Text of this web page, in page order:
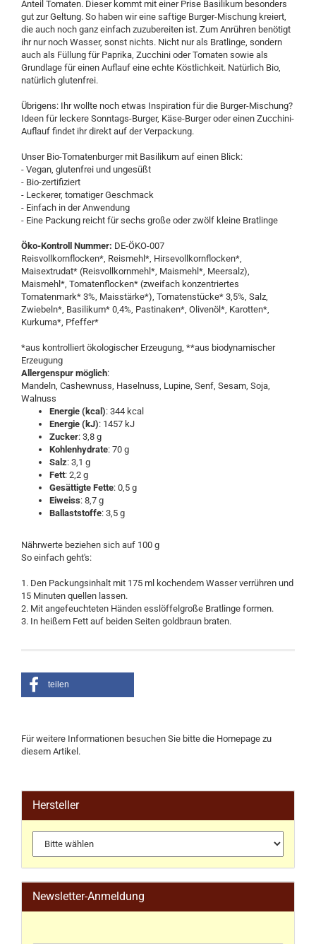
Anteil Tomaten. Dieser kommt mit einer Prise Basilikum besonders
gut zur Geltung. So haben wir eine saftige Burger-Mischung kreiert,
die auch noch ganz einfach zuzubereiten ist. Zum Anrühren benötigt
ihr nur noch Wasser, sonst nichts. Nicht nur als Bratlinge, sondern
auch als Füllung für Paprika, Zucchini oder Tomaten sowie als
Grundlage für einen Auflauf eine echte Köstlichkeit. Natürlich Bio,
natürlich glutenfrei.
Übrigens: Ihr wollte noch etwas Inspiration für die Burger-Mischung?
Ideen für leckere Sonntags-Burger, Käse-Burger oder einen Zucchini-
Auflauf findet ihr direkt auf der Verpackung.
Unser Bio-Tomatenburger mit Basilikum auf einen Blick:
- Vegan, glutenfrei und ungesüßt
- Bio-zertifiziert
- Leckerer, tomatiger Geschmack
- Einfach in der Anwendung
- Eine Packung reicht für sechs große oder zwölf kleine Bratlinge
Öko-Kontroll Nummer: DE-ÖKO-007
Reisvollkornflocken*, Reismehl*, Hirsevollkornflocken*,
Maisextrudat* (Reisvollkornmehl*, Maismehl*, Meersalz),
Maismehl*, Tomatenflocken* (zweifach konzentriertes
Tomatenmark* 3%, Maisstärke*), Tomatenstücke* 3,5%, Salz,
Zwiebeln*, Basilikum* 0,4%, Pastinaken*, Olivenöl*, Karotten*,
Kurkuma*, Pfeffer*
*aus kontrolliert ökologischer Erzeugung, **aus biodynamischer
Erzeugung
Allergenspur möglich:
Mandeln, Cashewnuss, Haselnuss, Lupine, Senf, Sesam, Soja,
Walnuss
Energie (kcal): 344 kcal
Energie (kJ): 1457 kJ
Zucker: 3,8 g
Kohlenhydrate: 70 g
Salz: 3,1 g
Fett: 2,2 g
Gesättigte Fette: 0,5 g
Eiweiss: 8,7 g
Ballaststoffe: 3,5 g
Nährwerte beziehen sich auf 100 g
So einfach geht's:
1. Den Packungsinhalt mit 175 ml kochendem Wasser verrühren und
15 Minuten quellen lassen.
2. Mit angefeuchteten Händen esslöffelgroße Bratlinge formen.
3. In heißem Fett auf beiden Seiten goldbraun braten.
teilen
Für weitere Informationen besuchen Sie bitte die Homepage zu
diesem Artikel.
Hersteller
Newsletter-Anmeldung